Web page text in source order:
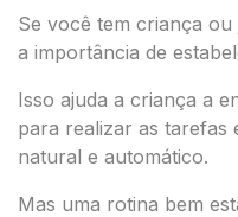
Se você tem criança
a importância de
Isso ajuda a criança a
para realizar as tarefas
natural e automático.
Mas uma rotina bem